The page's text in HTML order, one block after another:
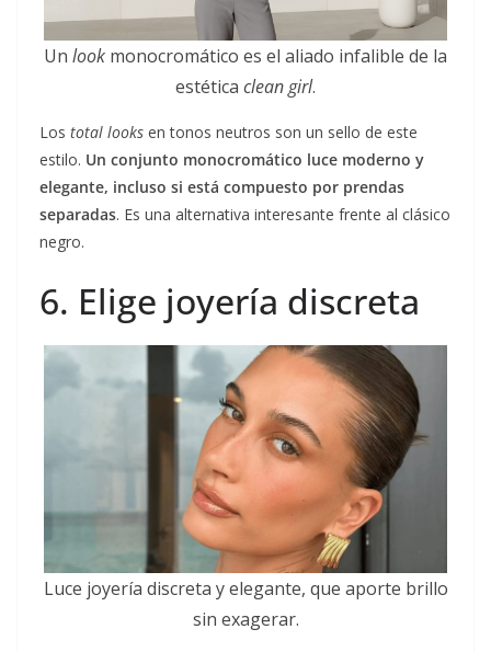
Un look monocromático es el aliado infalible de la
estética clean girl.
Los total looks en tonos neutros son un sello de este
estilo. Un conjunto monocromático luce moderno y
elegante, incluso si está compuesto por prendas
separadas. Es una alternativa interesante frente al clásico
negro.
6. Elige joyería discreta
Luce joyería discreta y elegante, que aporte brillo
sin exagerar.